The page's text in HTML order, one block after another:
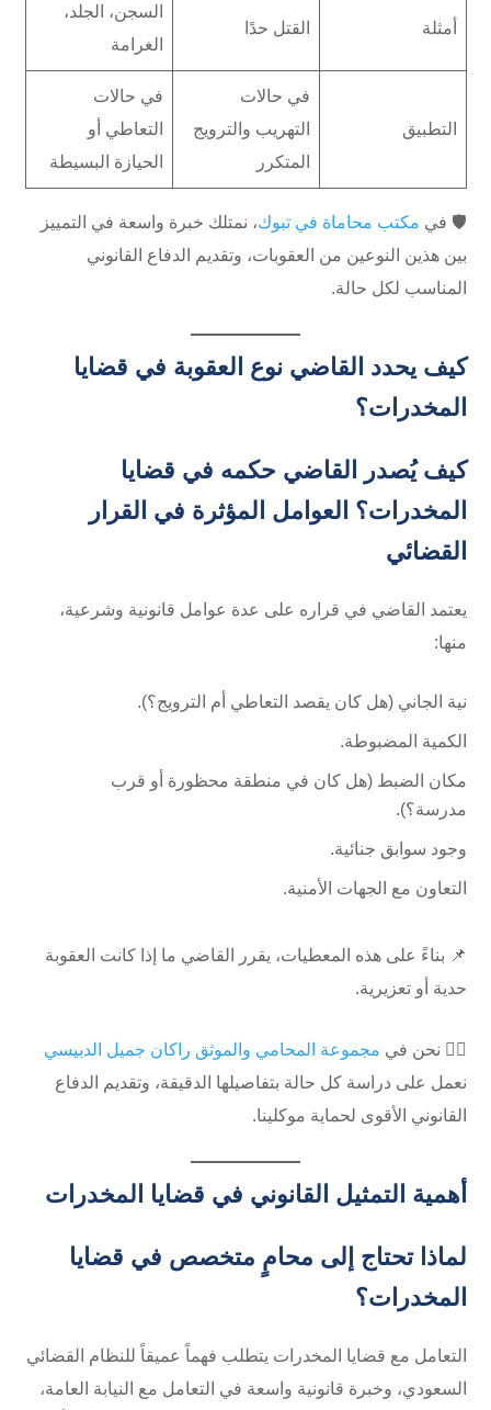
أمثلة القتل حدًا
السجن، الجلد،
الغرامة
التطبيق
في حالات
التهريب والترويج
المتكرر
في حالات
التعاطي أو
الحيازة البسيطة
🛡️ في مكتب محاماة في تبوك، نمتلك خبرة واسعة في التمييز
بين هذين النوعين من العقوبات، وتقديم الدفاع القانوني
المناسب لكل حالة.
كيف يحدد القاضي نوع العقوبة في قضايا
المخدرات؟
كيف يُصدر القاضي حكمه في قضايا
المخدرات؟ العوامل المؤثرة في القرار
القضائي
يعتمد القاضي في قراره على عدة عوامل قانونية وشرعية،
منها:
نية الجاني (هل كان يقصد التعاطي أم الترويج؟).
الكمية المضبوطة.
مكان الضبط (هل كان في منطقة محظورة أو قرب
مدرسة؟).
وجود سوابق جنائية.
التعاون مع الجهات الأمنية.
📌 بناءً على هذه المعطيات، يقرر القاضي ما إذا كانت العقوبة
حدية أو تعزيرية.
🧑‍⚖️ نحن في مجموعة المحامي والموثق راكان جميل الدبيسي
نعمل على دراسة كل حالة بتفاصيلها الدقيقة، وتقديم الدفاع
القانوني الأقوى لحماية موكلينا.
أهمية التمثيل القانوني في قضايا المخدرات
لماذا تحتاج إلى محامٍ متخصص في قضايا
المخدرات؟
التعامل مع قضايا المخدرات يتطلب فهماً عميقاً للنظام القضائي
السعودي، وخبرة قانونية واسعة في التعامل مع النيابة العامة،